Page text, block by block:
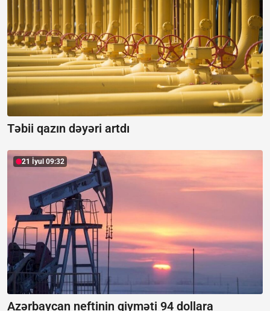
Təbii qazın dəyəri artdı
21 İyul 09:32
Azərbaycan neftinin qiyməti 94 dollara